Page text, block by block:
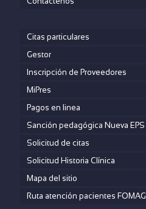
Citas particulares
Gestor
Inscripción de Proveedores
MiPres
Pagos en linea
Sanción pedagógica Nueva EPS
Solicitud de citas
Solicitud Historia Clínica
Mapa del sitio
Ruta atención pacientes FOMAG